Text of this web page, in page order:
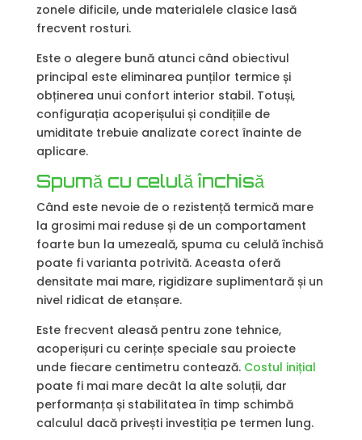
zonele dificile, unde materialele clasice lasă
frecvent rosturi.
Este o alegere bună atunci când obiectivul
principal este eliminarea punților termice și
obținerea unui confort interior stabil. Totuși,
configurația acoperișului și condițiile de
umiditate trebuie analizate corect înainte de
aplicare.
Spumă cu celulă închisă
Când este nevoie de o rezistență termică mare
la grosimi mai reduse și de un comportament
foarte bun la umezeală, spuma cu celulă închisă
poate fi varianta potrivită. Aceasta oferă
densitate mai mare, rigidizare suplimentară și un
nivel ridicat de etanșare.
Este frecvent aleasă pentru zone tehnice,
acoperișuri cu cerințe speciale sau proiecte
unde fiecare centimetru contează. Costul inițial
poate fi mai mare decât la alte soluții, dar
performanța și stabilitatea în timp schimbă
calculul dacă privești investiția pe termen lung.